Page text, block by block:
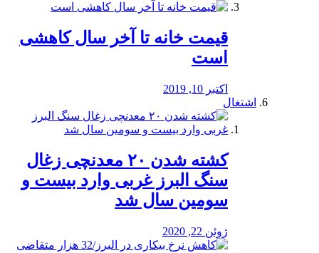
قیمت خانه تا آخر سال کاهشی
است
اکتبر 10, 2019
اشتغال
کشته شدن ۲۰ معدنچی زغال
سنگ البرز غربی وارد بیست و
سومین سال شد
ژوئن 22, 2020